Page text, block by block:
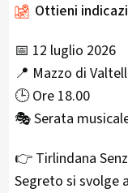
Ottieni
📅 12 luglio 2026
📍 Mazzo di
🕒 Ore 18.00
🎭 Serata
👉 Tirlindana
Segreto si svolge